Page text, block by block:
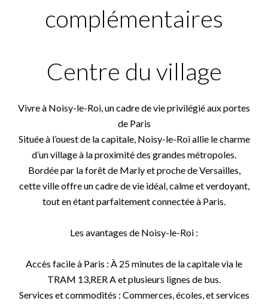
complémentaires
Centre du village
Vivre à Noisy-le-Roi, un cadre de vie privilégié aux portes
de Paris
Située à l’ouest de la capitale, Noisy-le-Roi allie le charme
d’un village à la proximité des grandes métropoles.
Bordée par la forêt de Marly et proche de Versailles,
cette ville offre un cadre de vie idéal, calme et verdoyant,
tout en étant parfaitement connectée à Paris.
Les avantages de Noisy-le-Roi :
Accès facile à Paris : À 25 minutes de la capitale via le
TRAM 13,RER A et plusieurs lignes de bus.
Services et commodités : Commerces, écoles, et services